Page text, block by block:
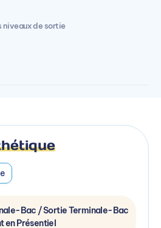
niveaux de sortie
Bac / Sortie Terminale-Bac
en Présentiel